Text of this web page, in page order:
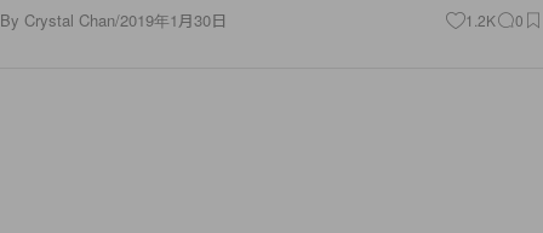
By Crystal Chan/2019年1月30日 1.2K 0